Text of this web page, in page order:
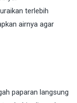
terlebih
airnya agar
paparan langsung